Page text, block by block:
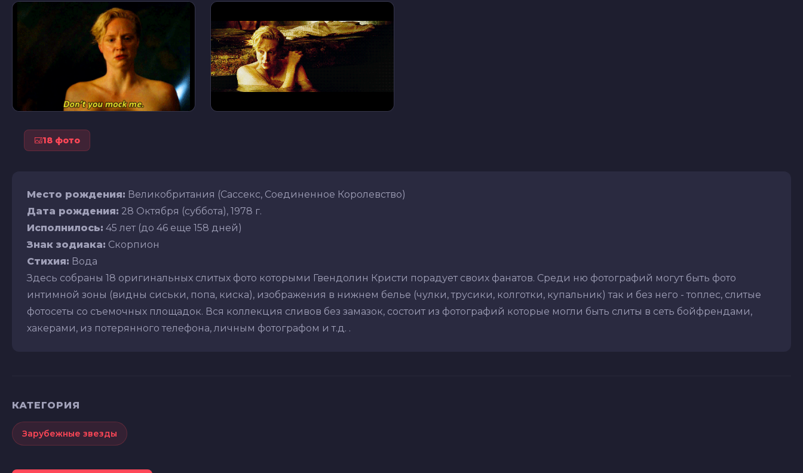
18 фото
Место рождения: Великобритания (Сассекс, Соединенное Королевство)
Дата рождения: 28 Октября (суббота), 1978 г.
Исполнилось: 45 лет (до 46 еще 158 дней)
Знак зодиака: Скорпион
Стихия: Вода
Здесь собраны 18 оригинальных слитых фото которыми Гвендолин Кристи порадует своих фанатов. Среди ню фотографий могут быть фото
интимной зоны (видны сиськи, попа, киска), изображения в нижнем белье (чулки, трусики, колготки, купальник) так и без него - топлес, слитые
фотосеты со съемочных площадок. Вся коллекция сливов без замазок, состоит из фотографий которые могли быть слиты в сеть бойфрендами,
хакерами, из потерянного телефона, личным фотографом и т.д. .
КАТЕГОРИЯ
Зарубежные звезды